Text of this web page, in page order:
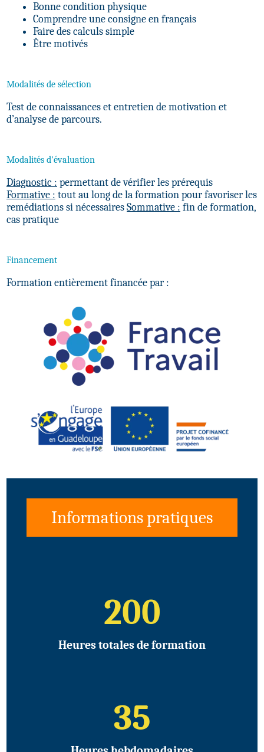
Bonne condition physique
Comprendre une consigne en français
Faire des calculs simple
Être motivés
Modalités de sélection
Test de connaissances et entretien de motivation et
d’analyse de parcours.
Modalités d'évaluation
Diagnostic : permettant de vérifier les prérequis
Formative : tout au long de la formation pour favoriser les
remédiations si nécessairesSommative : fin de formation,
cas pratique
Financement
Formation entièrement financée par :
Informations pratiques
Heures totales de formation
200
35